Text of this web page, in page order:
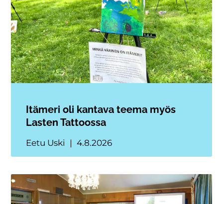
Itämeri oli kantava teema myös
Lasten Tattoossa
Eetu Uski 4.8.2026